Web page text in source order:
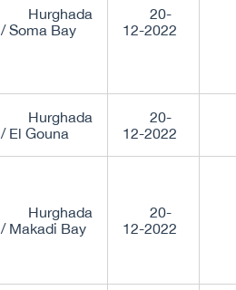
Hurghada
/ Soma Bay
20-
12-2022
Hurghada
/ El Gouna
20-
12-2022
Hurghada
/ Makadi Bay
20-
12-2022